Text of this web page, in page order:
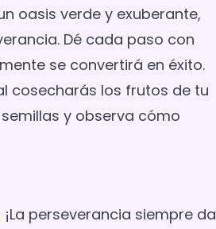
oasis verde y exuberante,
Dé cada paso con
se convertirá en éxito.
cosecharás los frutos de tu
y observa cómo
perseverancia siempre da